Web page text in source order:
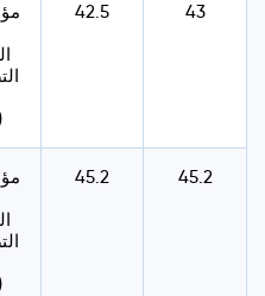
42.5 43
45.2 45.2